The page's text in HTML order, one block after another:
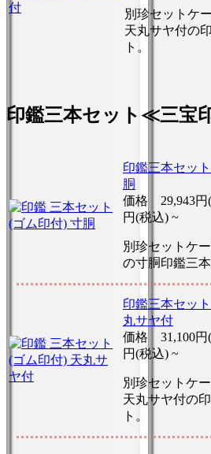
別珍セットケ
天丸サヤ付の
ト。
印鑑三本セット≪三宝
印鑑三本セッ
胴
価格 29,943
円(税込) ~
別珍セットケ
の寸胴印鑑三本
印鑑三本セッ
丸サヤ付
価格 31,100
円(税込) ~
別珍セットケ
天丸サヤ付の
ト。